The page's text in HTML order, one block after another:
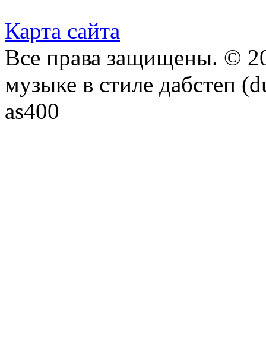
Карта сайта
Все права защищены. ©
музыке в стиле дабстеп
as400